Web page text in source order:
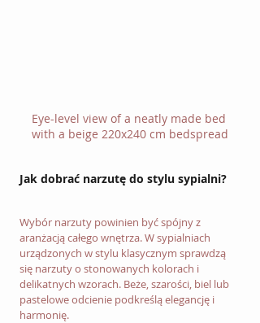
Eye-level view of a neatly made bed
with a beige 220x240 cm bedspread
Jak dobrać narzutę do stylu sypialni?
Wybór narzuty powinien być spójny z
aranżacją całego wnętrza. W sypialniach
urządzonych w stylu klasycznym sprawdzą
się narzuty o stonowanych kolorach i
delikatnych wzorach. Beże, szarości, biel lub
pastelowe odcienie podkreślą elegancję i
harmonię.